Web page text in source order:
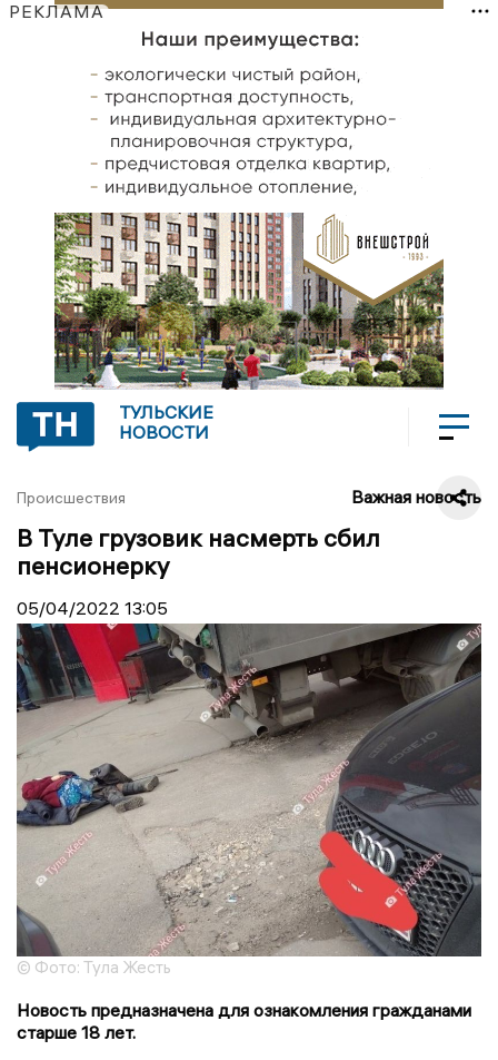
РЕКЛАМА
ТУЛЬСКИЕ
НОВОСТИ
Происшествия Важная новость
В Туле грузовик насмерть сбил
пенсионерку
05/04/2022 13:05
© Фото: Тула Жесть
Новость предназначена для ознакомления гражданами
старше 18 лет.